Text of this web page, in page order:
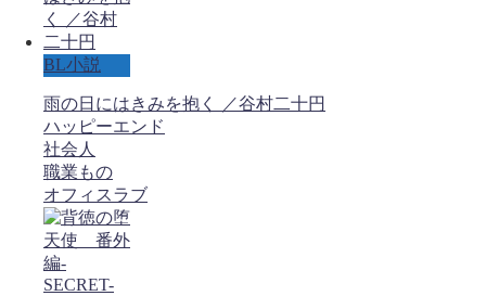
BL小説
雨の日にはきみを抱く ／谷村二十円
ハッピーエンド
社会人
職業もの
オフィスラブ